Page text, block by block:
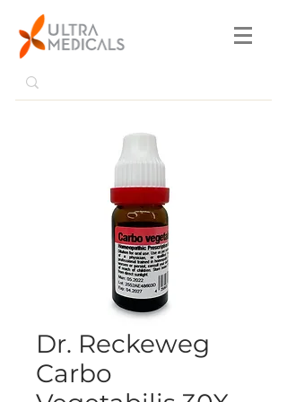
Dr. Reckeweg
Carbo